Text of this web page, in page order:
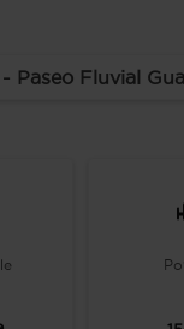
Paseo Fluvial